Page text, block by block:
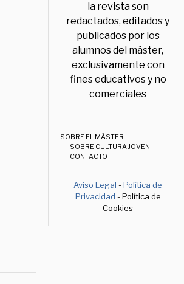
la revista son
redactados, editados y
publicados por los
alumnos del máster,
exclusivamente con
fines educativos y no
comerciales
SOBRE EL MÁSTER
SOBRE CULTURA JOVEN
CONTACTO
Aviso Legal -Política de
Privacidad - Política de
Cookies